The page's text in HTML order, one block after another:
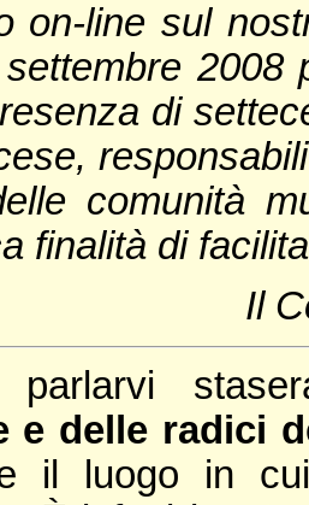
on-line sul
2008
di
comunità
finalità di
Il
parlarvi
e delle radici
il luogo in